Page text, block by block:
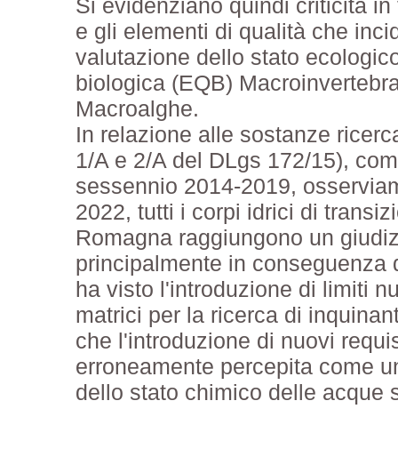
Si evidenziano quindi criticità
e gli elementi di qualità che
valutazione dello stato
biologica (EQB)
Macroalghe.
In relazione alle sostanze
1/A e 2/A del DLgs 172/15),
sessennio 2014-2019,
2022, tutti i corpi idrici di
Romagna raggiungono un
principalmente in
ha visto l'introduzione di limiti
matrici per la ricerca di
che l'introduzione di nuovi
erroneamente percepita come
dello stato chimico delle acque